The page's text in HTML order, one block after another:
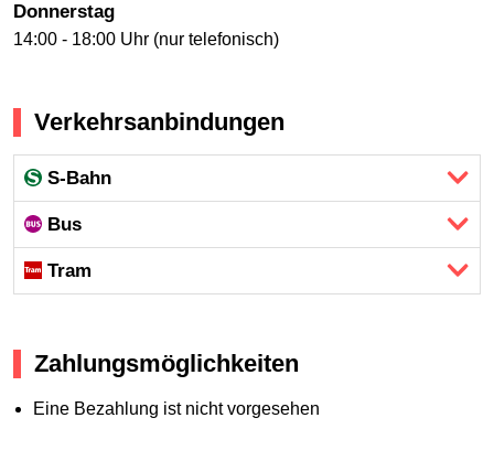
Donnerstag
14:00 - 18:00 Uhr (nur telefonisch)
Verkehrsanbindungen
S-Bahn
Bus
Tram
Zahlungsmöglichkeiten
Eine Bezahlung ist nicht vorgesehen